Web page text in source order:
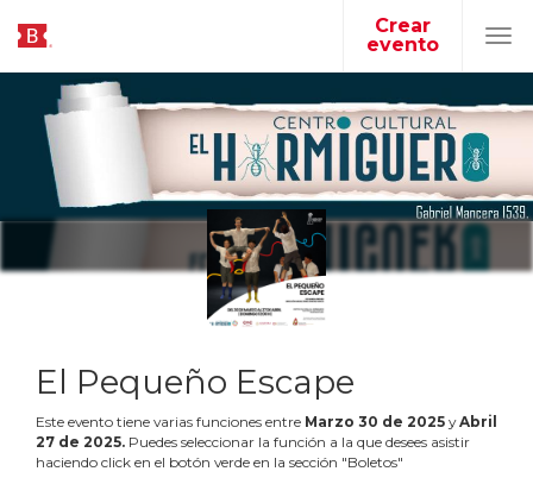
Crear
evento
El Pequeño Escape
Este evento tiene varias funciones entre Marzo 30 de 2025 yAbril
27 de 2025. Puedes seleccionar la función a la que desees asistir
haciendo click en el botón verde en la sección "Boletos"